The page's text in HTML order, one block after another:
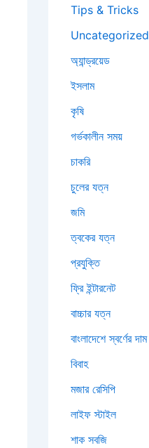
Tips & Tricks
Uncategorized
অ্যান্ড্রয়েড
ইসলাম
কৃষি
গর্ভকালীন সময়
চাকরি
চুলের যত্ন
জমি
ত্বকের যত্ন
প্রযুক্তি
ফ্রি ইন্টারনেট
বাচ্চার যত্ন
বাংলাদেশে স্বর্ণের দাম
বিবাহ
মজার রেসিপি
লাইফ স্টাইল
শাক সবজি